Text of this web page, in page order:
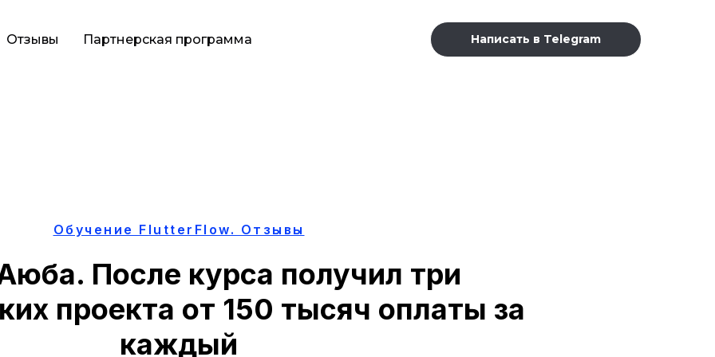
Отзывы Партнерская программа Написать в Telegram
форму и мы свяжемся с вами самостоятельно
форму и мы свяжемся с вами самостоятельно
форму и мы свяжемся с вами самостоятельно
Обучение FlutterFlow. Отзывы
После курса получил три
проекта от 150 тысяч оплаты за
каждый